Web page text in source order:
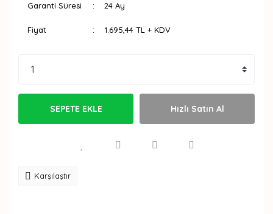
Garanti Süresi 24 Ay
Fiyat 1.695,44 TL + KDV
SEPETE EKLE Hızlı Satın Al
Karşılaştır